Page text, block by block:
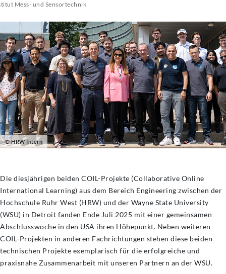
Mess- und Sensortechnik
© HRW Intern
Die diesjährigen beiden COIL-Projekte (Collaborative Online
International Learning) aus dem Bereich Engineering zwischen der
Hochschule Ruhr West (HRW) und der Wayne State University
(WSU) in Detroit fanden Ende Juli 2025 mit einer gemeinsamen
Abschlusswoche in den USA ihren Höhepunkt. Neben weiteren
COIL-Projekten in anderen Fachrichtungen stehen diese beiden
technischen Projekte exemplarisch für die erfolgreiche und
praxisnahe Zusammenarbeit mit unseren Partnern an der WSU.